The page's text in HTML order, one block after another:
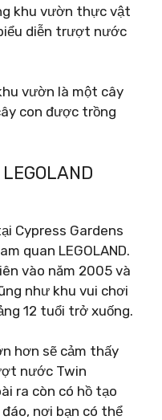
khu vườn thực vật
diễn trượt nước
vườn là một cây
con được trồng
Cypress Gardens
quan LEGOLAND.
vào năm 2005 và
như khu vui chơi
12 tuổi trở xuống.
hơn sẽ cảm thấy
nước Twin
ra còn có hồ tạo
nơi bạn có thể